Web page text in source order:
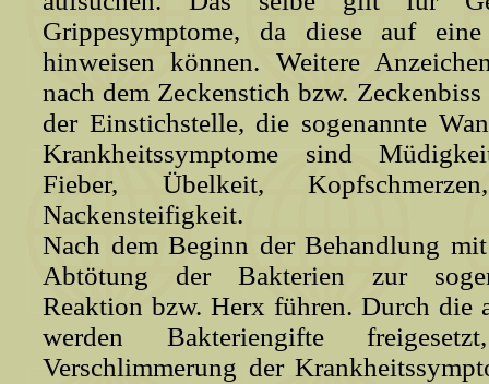
Grippesymptome, da diese auf eine
hinweisen können. Weitere
nach dem Zeckenstich bzw.
der Einstichstelle, die sogenannte
Krankheitssymptome sind
Fieber, Übelkeit,
Nackensteifigkeit.
Nach dem Beginn der Behandlung
Abtötung der Bakterien zur
Reaktion bzw. Herx führen. Durch die
werden Bakteriengifte
Verschlimmerung der